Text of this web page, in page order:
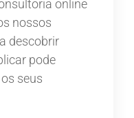
online
nossos
descobrir
pode
seus